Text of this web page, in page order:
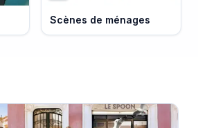
Scènes de ménages